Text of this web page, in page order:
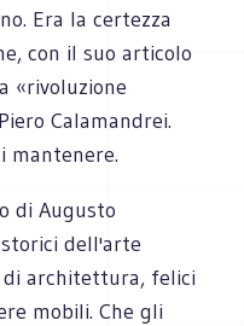
Era la certezza
con il suo articolo
«rivoluzione
Calamandrei.
mantenere.
di Augusto
storici dell'arte
di architettura, felici
mobili. Che gli